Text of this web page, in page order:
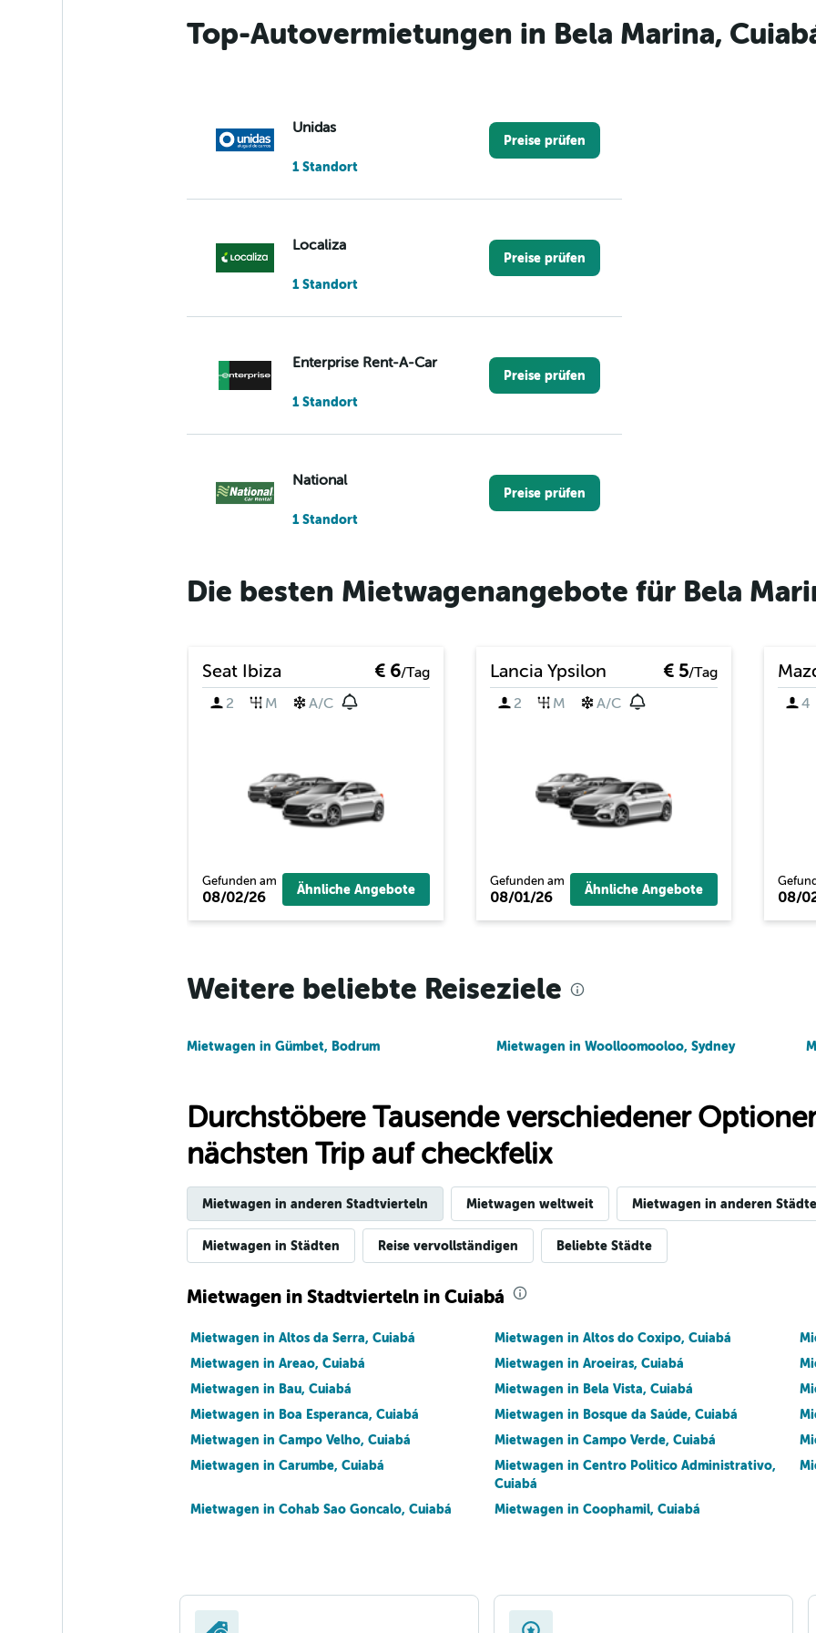
Top-Autovermietungen in Bela Marina,
Unidas
1 Standort
Preise prüfen
Localiza
1 Standort
Preise prüfen
Enterprise Rent-A-Car
1 Standort
Preise prüfen
National
1 Standort
Preise prüfen
Alamo
Preise prüfen
MOVIDA
Hertz
1 Standort
1 Standort
Die besten Mietwagenangebote für Bela
Seat Ibiza € 6/Tag
2
M A/C
Gefunden am
08/02/26 Ähnliche Angebote
Lancia Ypsilon € 5/Tag
2
M A/C
Gefunden am
08/01/26 Ähnliche Angebote
4
08/
Weitere beliebte Reiseziele
Mietwagen in Gümbet, Bodrum Mietwagen in Woolloomooloo, Sydney
Durchstöbere Tausende verschiedener
nächsten Trip auf checkfelix
Mietwagen in anderen Stadtvierteln Mietwagen weltweit Mietwagen in anderen
Mietwagen in Städten Reise vervollständigen Beliebte Städte
Mietwagen in Stadtvierteln in Cuiabá
Mietwagen in Altos da Serra, Cuiabá Mietwagen in Altos do Coxipo, Cuiabá
Mietwagen in Areao, Cuiabá
Mietwagen in Aroeiras, Cuiabá
Mietwagen in Bau, Cuiabá
Mietwagen in Bela Vista, Cuiabá
Mietwagen in Boa Esperanca, Cuiabá
Mietwagen in Bosque da Saúde, Cuiabá
Mietwagen in Campo Velho, Cuiabá
Mietwagen in Campo Verde, Cuiabá
Mietwagen in Carumbe, Cuiabá
Mietwagen in Centro Politico Administrativo,
Cuiabá
Mietwagen in Cohab Sao Goncalo, Cuiabá Mietwagen in Coophamil, Cuiabá